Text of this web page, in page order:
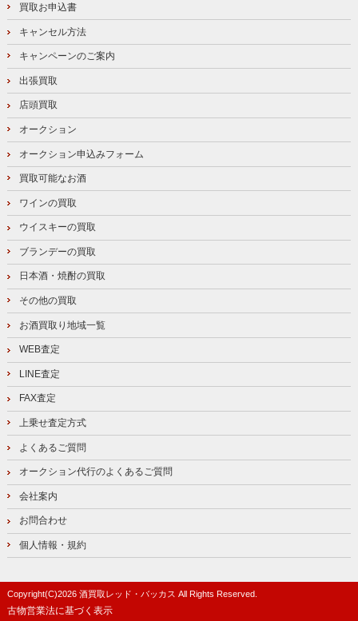
買取お申込書
キャンセル方法
キャンペーンのご案内
出張買取
店頭買取
オークション
オークション申込みフォーム
買取可能なお酒
ワインの買取
ウイスキーの買取
ブランデーの買取
日本酒・焼酎の買取
その他の買取
お酒買取り地域一覧
WEB査定
LINE査定
FAX査定
上乗せ査定方式
よくあるご質問
オークション代行のよくあるご質問
会社案内
お問合わせ
個人情報・規約
Copyright(C)2026 酒買取レッド・バッカス All Rights Reserved.
古物営業法に基づく表示